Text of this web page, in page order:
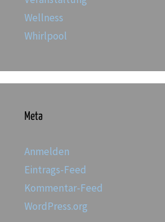
Wellness
Whirlpool
Meta
Anmelden
Eintrags-Feed
Kommentar-Feed
WordPress.org